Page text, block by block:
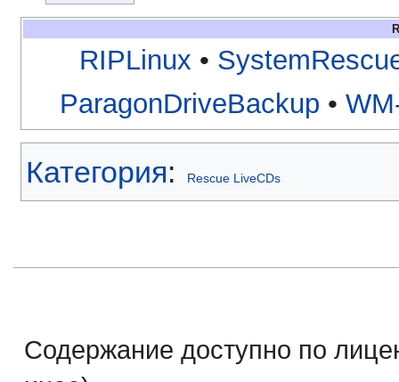
RIPLinux •
ParagonDriveBackup •
Категория: Rescue LiveCDs
Содержание доступно по